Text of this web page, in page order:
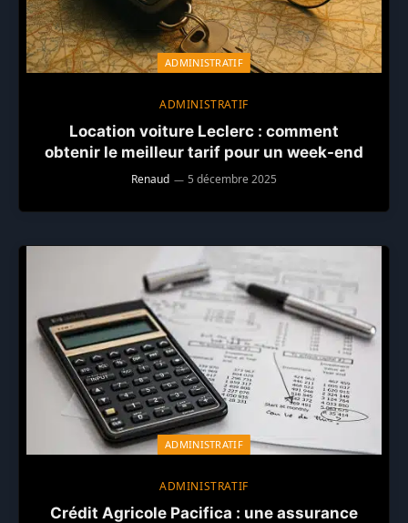
ADMINISTRATIF
ADMINISTRATIF
Location voiture Leclerc : comment
obtenir le meilleur tarif pour un week-end
Renaud 5 décembre 2025
ADMINISTRATIF
ADMINISTRATIF
Crédit Agricole Pacifica : une assurance